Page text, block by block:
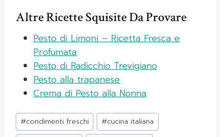
Altre Ricette Squisite Da Provare
Pesto di Limoni – Ricetta Fresca e
Profumata
Pesto di Radicchio Trevigiano
Pesto alla trapanese
Crema di Pesto alla Nonna
Tag
articolo:
#condimenti freschi #cucina italiana